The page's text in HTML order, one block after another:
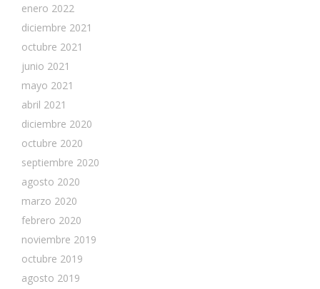
enero 2022
diciembre 2021
octubre 2021
junio 2021
mayo 2021
abril 2021
diciembre 2020
octubre 2020
septiembre 2020
agosto 2020
marzo 2020
febrero 2020
noviembre 2019
octubre 2019
agosto 2019